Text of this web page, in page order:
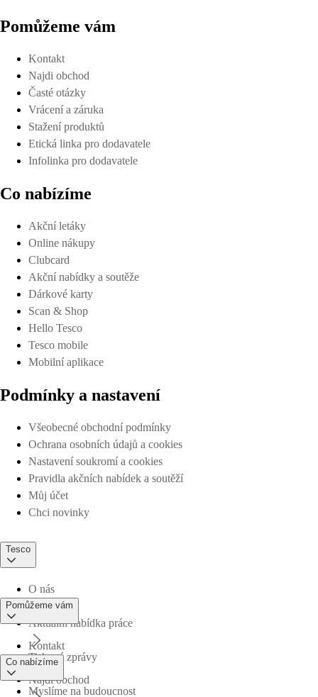
Pomůžeme vám
Kontakt
Najdi obchod
Časté otázky
Vrácení a záruka
Stažení produktů
Etická linka pro dodavatele
Infolinka pro dodavatele
Co nabízíme
Akční letáky
Online nákupy
Clubcard
Akční nabídky a soutěže
Dárkové karty
Scan & Shop
Hello Tesco
Tesco mobile
Mobilní aplikace
Podmínky a nastavení
Všeobecné obchodní podmínky
Ochrana osobních údajů a cookies
Nastavení soukromí a cookies
Pravidla akčních nabídek a soutěží
Můj účet
Chci novinky
Tesco
O nás
Aktuální nabídka práce
Tiskové zprávy
Myslíme na budoucnost
Pomůžeme vám
Kontakt
Najdi obchod
Co nabízíme